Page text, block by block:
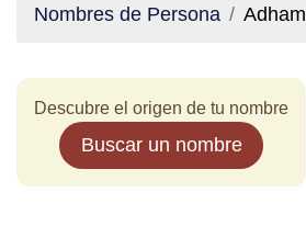
Nombres de Persona Adham
Descubre el origen de tu nombre
Buscar un nombre